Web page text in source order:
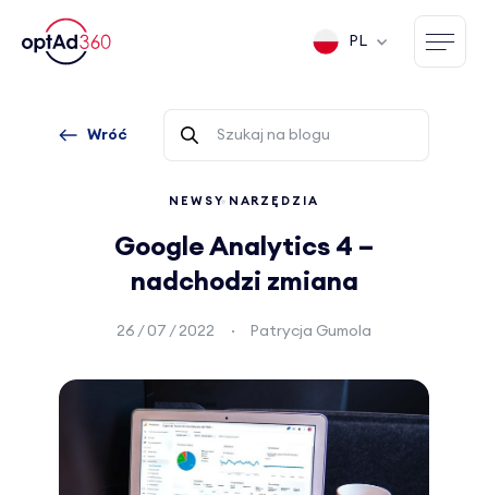
PL
Wróć
NEWSY NARZĘDZIA
Google Analytics 4 –
nadchodzi zmiana
26 / 07 / 2022 Patrycja Gumola